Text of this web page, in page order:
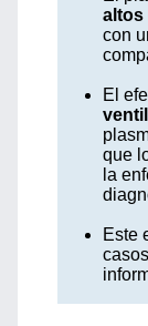
altos
con
El
que
la
Este